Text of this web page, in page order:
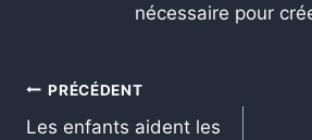
nécessaire pour
PRÉCÉDENT
Les enfants aident les